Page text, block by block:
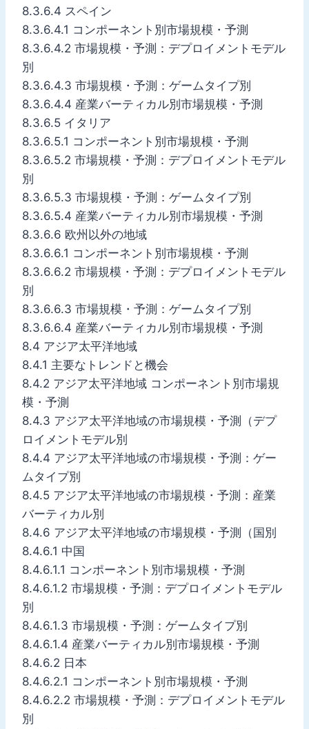
8.3.6.4 スペイン
8.3.6.4.1 コンポーネント別市場規模・予測
8.3.6.4.2 市場規模・予測：デプロイメントモデル
別
8.3.6.4.3 市場規模・予測：ゲームタイプ別
8.3.6.4.4 産業バーティカル別市場規模・予測
8.3.6.5 イタリア
8.3.6.5.1 コンポーネント別市場規模・予測
8.3.6.5.2 市場規模・予測：デプロイメントモデル
別
8.3.6.5.3 市場規模・予測：ゲームタイプ別
8.3.6.5.4 産業バーティカル別市場規模・予測
8.3.6.6 欧州以外の地域
8.3.6.6.1 コンポーネント別市場規模・予測
8.3.6.6.2 市場規模・予測：デプロイメントモデル
別
8.3.6.6.3 市場規模・予測：ゲームタイプ別
8.3.6.6.4 産業バーティカル別市場規模・予測
8.4 アジア太平洋地域
8.4.1 主要なトレンドと機会
8.4.2 アジア太平洋地域 コンポーネント別市場規
模・予測
8.4.3 アジア太平洋地域の市場規模・予測（デプ
ロイメントモデル別
8.4.4 アジア太平洋地域の市場規模・予測：ゲー
ムタイプ別
8.4.5 アジア太平洋地域の市場規模・予測：産業
バーティカル別
8.4.6 アジア太平洋地域の市場規模・予測（国別
8.4.6.1 中国
8.4.6.1.1 コンポーネント別市場規模・予測
8.4.6.1.2 市場規模・予測：デプロイメントモデル
別
8.4.6.1.3 市場規模・予測：ゲームタイプ別
8.4.6.1.4 産業バーティカル別市場規模・予測
8.4.6.2 日本
8.4.6.2.1 コンポーネント別市場規模・予測
8.4.6.2.2 市場規模・予測：デプロイメントモデル
別